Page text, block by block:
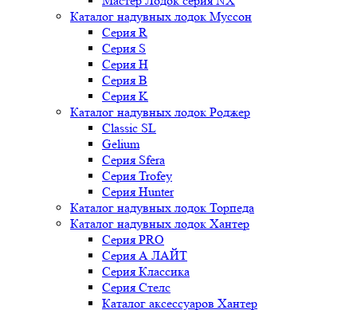
Каталог надувных лодок Муссон
Серия R
Серия S
Серия H
Серия B
Серия K
Каталог надувных лодок Роджер
Classic SL
Gelium
Серия Sfera
Серия Trofey
Серия Hunter
Каталог надувных лодок Торпеда
Каталог надувных лодок Хантер
Серия PRO
Серия А ЛАЙТ
Серия Классика
Серия Стелс
Каталог аксессуаров Хантер